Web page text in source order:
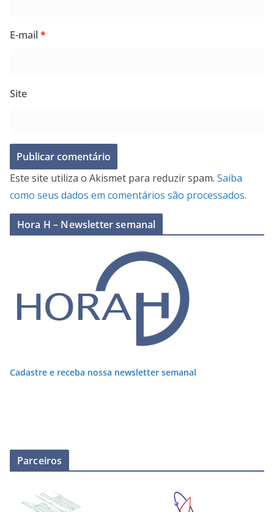
E-mail*
Site
Este site utiliza o Akismet para reduzir spam. Saiba
como seus dados em comentários são processados.
Hora H – Newsletter semanal
Cadastre e receba nossa newsletter semanal
Parceiros